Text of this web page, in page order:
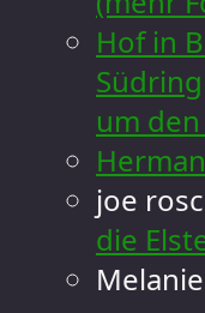
Hof in
Südring
um
joe
die
Melanie